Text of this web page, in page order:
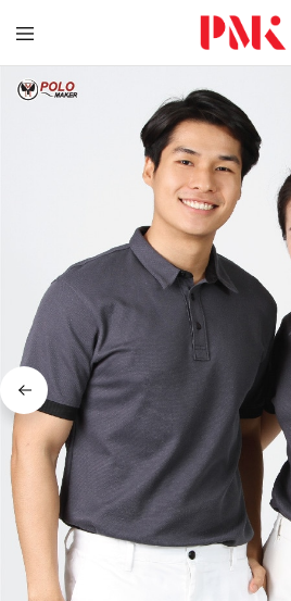
PMK
ผลิต
สินค้า
สร้าง
แบรนด์
เสื้อ
โปโล
ยูนิฟอร์ม
พร้อม
โลโก้
ผู้
เสื้อ
โปโล
ยูนิฟอร์ม
บริษัท
มาตรฐาน
ISO9001
และ
อุตสาหกรรม
สี
เขียว
ระดับ
ที่2